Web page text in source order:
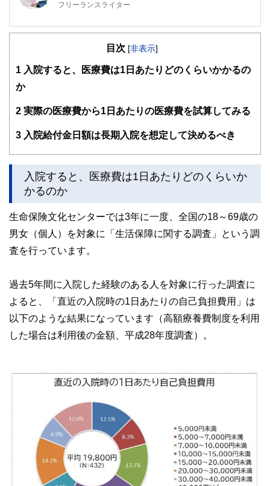
フリーランスライター
保険を得意ジャンルとするFP・フリーライター。
を売らずに1年で辞めた経験を持つ。
ます。
目次 [非表示]
1
入院すると、医療費は1日あたりどのくらいかかるの
か
2 実際の医療費から1日あたりの医療費を試算してみる
3 入院給付金日額は長期入院を想定して決めるべき
入院すると、医療費は1日あたりどのくらいか
かるのか
生命保険文化センターでは3年に一度、全国の18～69歳の
男女（個人）を対象に「生活保障に関する調査」という調
査を行っています。
過去5年間に入院した経験のある人を対象に行った調査に
よると、「直近の入院時の1日あたりの自己負担費用」は
以下のような結果になっています（高額療養費制度を利用
した場合は利用後の金額、平成28年度調査）。